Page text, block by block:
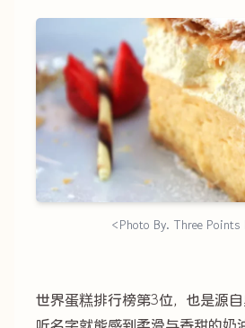
<Photo By. Three Points
世界蛋糕排行榜第3位，也是源